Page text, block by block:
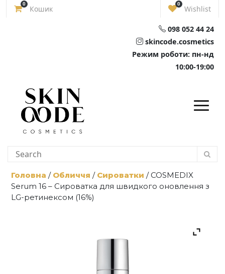
Skip
0
Кошик
0
Wishlist
098 052 44 24
skincode.cosmetics
Режим роботи: пн-нд
10:00-19:00
Головна / Обличчя / Сироватки / COSMEDIX
Serum 16 – Сироватка для швидкого оновлення з
LG-ретинексом (16%)